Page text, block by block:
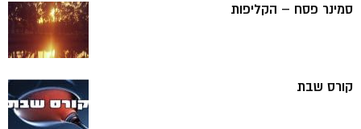
סמינר פסח – הקליפות
קורס שבת